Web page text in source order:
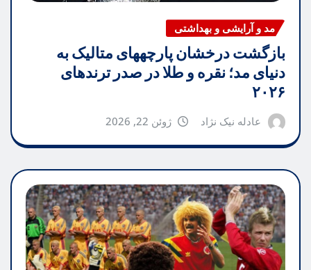
مد و آرایشی و بهداشتی
بازگشت درخشان پارچههای متالیک به
دنیای مد؛ نقره و طلا در صدر ترندهای
۲۰۲۶
عادله نیک نژاد ژوئن 22, 2026